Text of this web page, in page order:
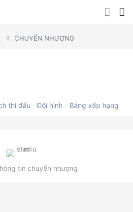
CHUYỂN NHƯỢNG
thi đấu Đội hình Bảng xếp hạng
tin chuyển nhượng